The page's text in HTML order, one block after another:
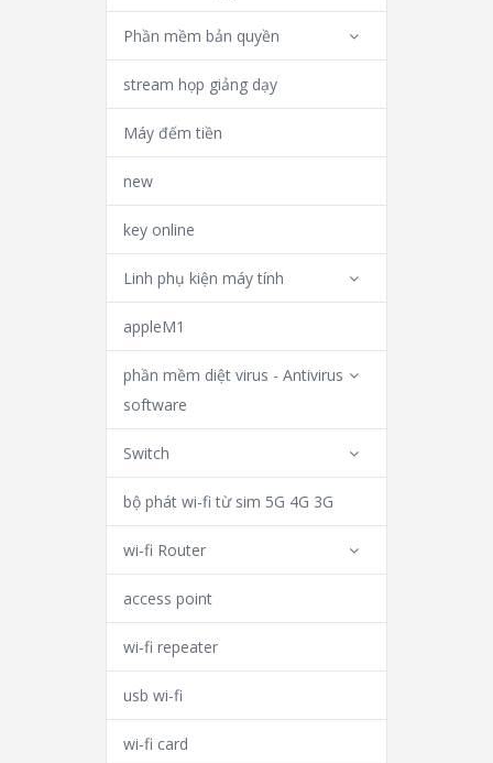
Phần mềm bản quyền
stream họp giảng dạy
Máy đếm tiền
new
key online
Linh phụ kiện máy tính
appleM1
phần mềm diệt virus - Antivirus
software
Switch
bộ phát wi-fi từ sim 5G 4G 3G
wi-fi Router
access point
wi-fi repeater
usb wi-fi
wi-fi card